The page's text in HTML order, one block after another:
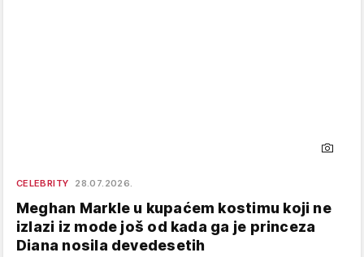
CELEBRITY 28.07.2026.
Meghan Markle u kupaćem kostimu koji ne
izlazi iz mode još od kada ga je princeza
Diana nosila devedesetih